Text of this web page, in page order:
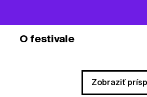
O festivale
Zobraziť